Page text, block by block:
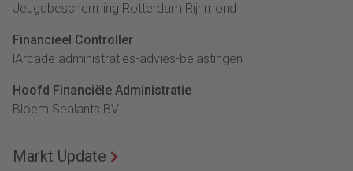
Jeugdbescherming Rotterdam Rijnmond
Financieel Controller
lArcade administraties-advies-belastingen
Hoofd Financiële Administratie
Bloem Sealants BV
Markt Update